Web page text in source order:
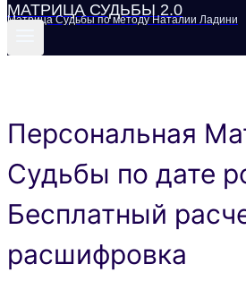
МАТРИЦА СУДЬБЫ 2.0
Матрица Судьбы по методу Наталии Ладини
Персональная
Судьбы по дате
Бесплатный
расшифровка